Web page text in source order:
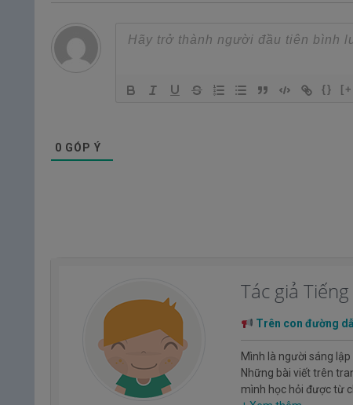
{}
0 GÓP Ý
Tác giả
Trên con đường
Mình là người sáng
Những bài viết trên
mình học hỏi được từ